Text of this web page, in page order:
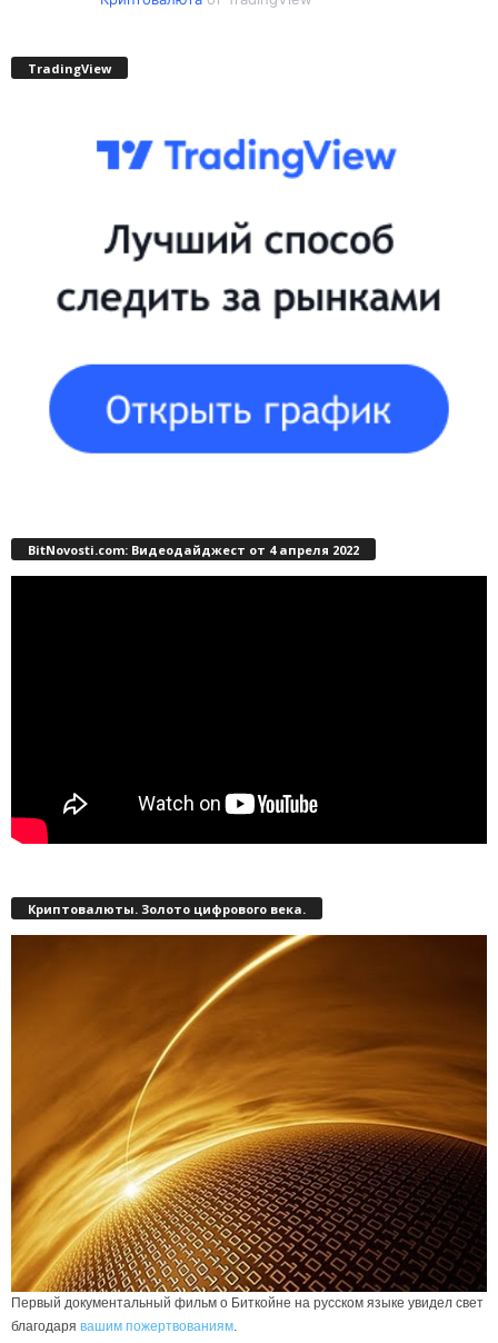
TradingView
BitNovosti.com: Видеодайджест от 4 апреля 2022
Криптовалюты. Золото цифрового века.
Первый документальный фильм о Биткойне на русском языке увидел свет
благодаря вашим пожертвованиям